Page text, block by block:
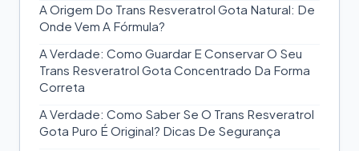
A Origem Do Trans Resveratrol Gota Natural: De
Onde Vem A Fórmula?
A Verdade: Como Guardar E Conservar O Seu
Trans Resveratrol Gota Concentrado Da Forma
Correta
A Verdade: Como Saber Se O Trans Resveratrol
Gota Puro É Original? Dicas De Segurança